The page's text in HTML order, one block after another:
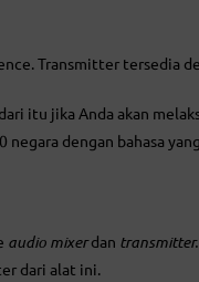
Transmitter tersedia
itu jika Anda akan
dengan bahasa
audio mixerdan transmitter.
dari alat ini.